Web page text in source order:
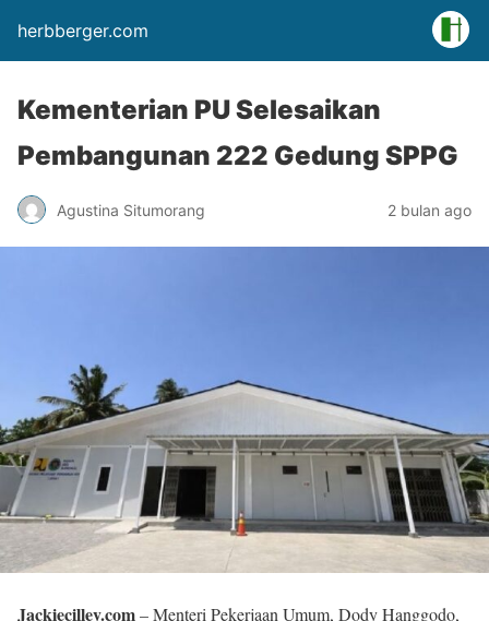
herbberger.com
Kementerian PU Selesaikan
Pembangunan 222 Gedung SPPG
Agustina Situmorang 2 bulan ago
Jackiecilley.com– Menteri Pekerjaan Umum, Dody Hanggodo,